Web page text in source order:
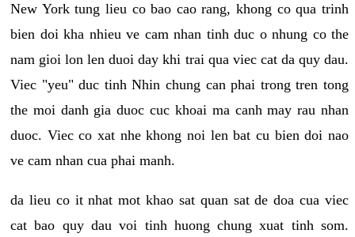
New York tung lieu co bao cao rang, khong co qua trinh
bien doi kha nhieu ve cam nhan tinh duc o nhung co the
nam gioi lon len duoi day khi trai qua viec cat da quy dau.
Viec "yeu" duc tinh Nhin chung can phai trong tren tong
the moi danh gia duoc cuc khoai ma canh may rau nhan
duoc. Viec co xat nhe khong noi len bat cu bien doi nao
ve cam nhan cua phai manh.
da lieu co it nhat mot khao sat quan sat de doa cua viec
cat bao quy dau voi tinh huong chung xuat tinh som.